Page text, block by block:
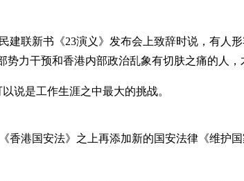
联新书《23演义》发布会上致辞时说，有人
力干预和香港内部政治乱象有切肤之痛的人，
说是工作生涯之中最大的挑战。
香港国安法》之上再添加新的国安法律《维护